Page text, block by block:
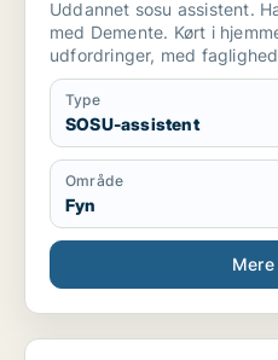
Uddannet sosu assistent.
med Demente. Kørt i
udfordringer, med
punktlig og i godt humør.
menneske.
Type
SOSU-assistent
Område
Fyn